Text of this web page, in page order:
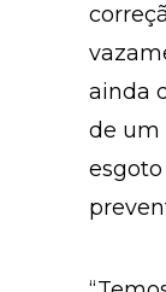
ainda
de um